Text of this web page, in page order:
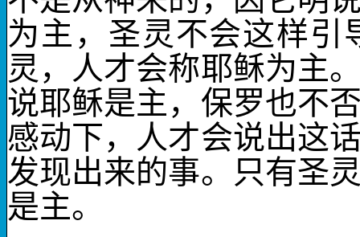
为主，圣灵不会这样引
灵，人才会称耶稣为主
说耶稣是主，保罗也不
感动下，人才会说出这
发现出来的事。只有圣
是主。